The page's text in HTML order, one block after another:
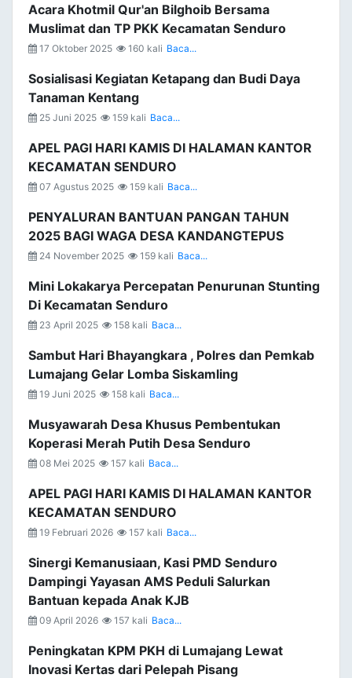
Acara Khotmil Qur'an Bilghoib Bersama
Muslimat dan TP PKK Kecamatan Senduro
17 Oktober 2025 160 kali Baca...
Sosialisasi Kegiatan Ketapang dan Budi Daya
Tanaman Kentang
25 Juni 2025 159 kali Baca...
APEL PAGI HARI KAMIS DI HALAMAN KANTOR
KECAMATAN SENDURO
07 Agustus 2025 159 kali Baca...
PENYALURAN BANTUAN PANGAN TAHUN
2025 BAGI WAGA DESA KANDANGTEPUS
24 November 2025 159 kali Baca...
Mini Lokakarya Percepatan Penurunan Stunting
Di Kecamatan Senduro
23 April 2025 158 kali Baca...
Sambut Hari Bhayangkara , Polres dan Pemkab
Lumajang Gelar Lomba Siskamling
19 Juni 2025 158 kali Baca...
Musyawarah Desa Khusus Pembentukan
Koperasi Merah Putih Desa Senduro
08 Mei 2025 157 kali Baca...
APEL PAGI HARI KAMIS DI HALAMAN KANTOR
KECAMATAN SENDURO
19 Februari 2026 157 kali Baca...
Sinergi Kemanusiaan, Kasi PMD Senduro
Dampingi Yayasan AMS Peduli Salurkan
Bantuan kepada Anak KJB
09 April 2026 157 kali Baca...
Peningkatan KPM PKH di Lumajang Lewat
Inovasi Kertas dari Pelepah Pisang